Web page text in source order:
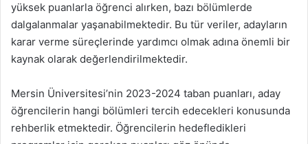
yüksek puanlarla öğrenci alırken, bazı bölümlerde
dalgalanmalar yaşanabilmektedir. Bu tür veriler, adayların
karar verme süreçlerinde yardımcı olmak adına önemli bir
kaynak olarak değerlendirilmektedir.
Mersin Üniversitesi’nin 2023-2024 taban puanları, aday
öğrencilerin hangi bölümleri tercih edecekleri konusunda
rehberlik etmektedir. Öğrencilerin hedefledikleri